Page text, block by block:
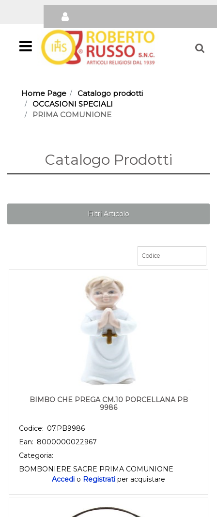
Open
Home Page
Catalogo prodotti
OCCASIONI SPECIALI
PRIMA COMUNIONE
Catalogo Prodotti
Filtri Articolo
BIMBO CHE PREGA CM.10 PORCELLANA PB
9986
Codice: 07.PB9986
Ean: 8000000022967
Categoria:
BOMBONIERE SACRE PRIMA COMUNIONE
Accedi o Registrati per acquistare